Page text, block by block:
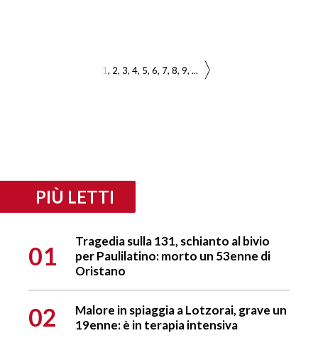
1 2 3 4 5 6 7 8 9 ...
PIÙ LETTI
01
Tragedia sulla 131, schianto al bivio
per Paulilatino: morto un 53enne di
Oristano
02
Malore in spiaggia a Lotzorai, grave un
19enne: è in terapia intensiva